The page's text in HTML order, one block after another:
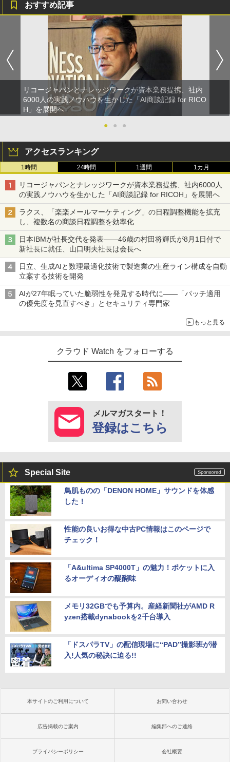
おすすめ記事
リコージャパンとナレッジワークが資本業務提携、社内
6000人の実践ノウハウを生かした「AI商談記録 for RICO
H」を展開へ
●
● ●
アクセスランキング
1時間 24時間 1週間 1カ月
リコージャパンとナレッジワークが資本業務提携、社内6000人
の実践ノウハウを生かした「AI商談記録 for RICOH」を展開へ
ラクス、「楽楽メールマーケティング」の日程調整機能を拡充
し、複数名の商談日程調整を効率化
日本IBMが社長交代を発表――46歳の村田将輝氏が8月1日付で
新社長に就任、山口明夫社長は会長へ
日立、生成AIと数理最適化技術で製造業の生産ライン構成を自動
立案する技術を開発
AIが27年眠っていた脆弱性を発見する時代に――「パッチ適用
の優先度を見直すべき」とセキュリティ専門家
もっと見る
クラウド Watch をフォローする
メルマガスタート！
登録はこちら
Special Site
鳥肌ものの「DENON HOME」サウンドを体感
した！
性能の良いお得な中古PC情報はこのページで
チェック！
「A&ultima SP4000T」の魅力！ポケットに入
るオーディオの醍醐味
メモリ32GBでも予算内。産経新聞社がAMD R
yzen搭載dynabookを2千台導入
「ドスパラTV」の配信現場に“PAD”撮影班が潜
入!人気の秘訣に迫る!!
本サイトのご利用について お問い合わせ
広告掲載のご案内 編集部へのご連絡
プライバシーポリシー 会社概要